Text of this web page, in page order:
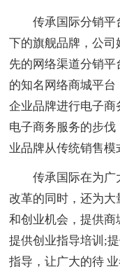
传承国际分销平
下的旗舰品牌，公
先的网络渠道分销
的知名网络商城平
企业品牌进行电子
电子商务服务的步
业品牌从传统销售模
传承国际在为广
改革的同时，还为
和创业机会，提供
提供创业指导培训;
指导，让广大的待